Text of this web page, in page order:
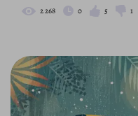
2 268 0 5 1